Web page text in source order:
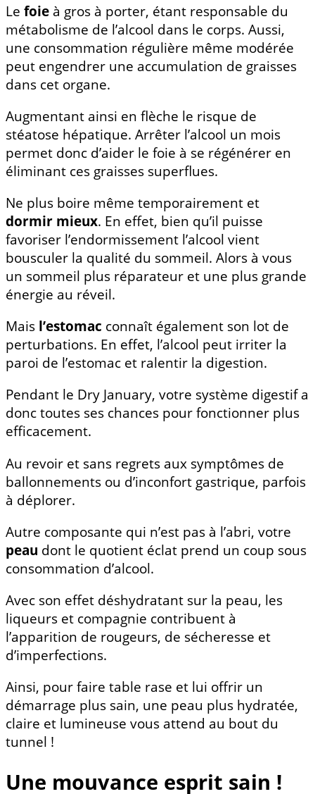
Le foie à gros à porter, étant responsable du
métabolisme de l’alcool dans le corps. Aussi,
une consommation régulière même modérée
peut engendrer une accumulation de graisses
dans cet organe.
Augmentant ainsi en flèche le risque de
stéatose hépatique. Arrêter l’alcool un mois
permet donc d’aider le foie à se régénérer en
éliminant ces graisses superflues.
Ne plus boire même temporairement et
dormir mieux. En effet, bien qu’il puisse
favoriser l’endormissement l’alcool vient
bousculer la qualité du sommeil. Alors à vous
un sommeil plus réparateur et une plus grande
énergie au réveil.
Mais l’estomac connaît également son lot de
perturbations. En effet, l’alcool peut irriter la
paroi de l’estomac et ralentir la digestion.
Pendant le Dry January, votre système digestif a
donc toutes ses chances pour fonctionner plus
efficacement.
Au revoir et sans regrets aux symptômes de
ballonnements ou d’inconfort gastrique, parfois
à déplorer.
Autre composante qui n’est pas à l’abri, votre
peau dont le quotient éclat prend un coup sous
consommation d’alcool.
Avec son effet déshydratant sur la peau, les
liqueurs et compagnie contribuent à
l’apparition de rougeurs, de sécheresse et
d’imperfections.
Ainsi, pour faire table rase et lui offrir un
démarrage plus sain, une peau plus hydratée,
claire et lumineuse vous attend au bout du
tunnel !
Une mouvance esprit sain !